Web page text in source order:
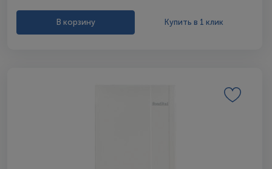
В корзину Купить в 1 клик